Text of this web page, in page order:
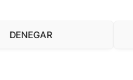
DENEGAR